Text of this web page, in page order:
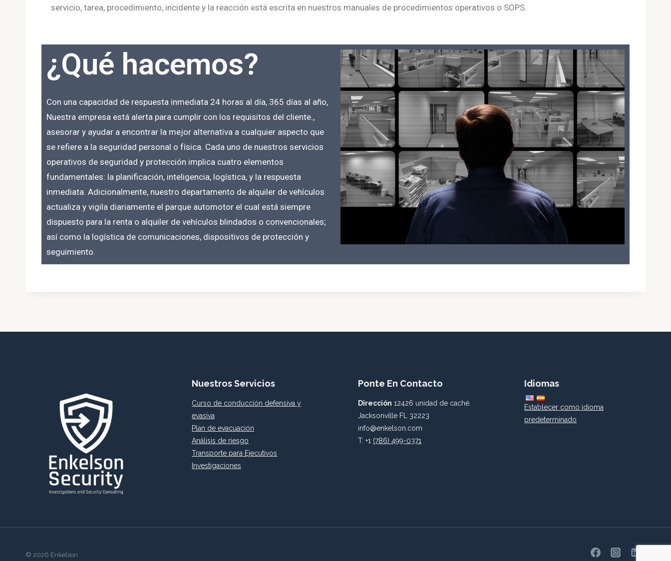
servicio, tarea, procedimiento, incidente y la reacción está escrita en nuestros manuales de procedimientos operativos o SOPS.
¿Qué hacemos?
Con una capacidad de respuesta inmediata 24 horas al día, 365 días al año,
Nuestra empresa está alerta para cumplir con los requisitos del cliente.,
asesorar y ayudar a encontrar la mejor alternativa a cualquier aspecto que
se refiere a la seguridad personal o física. Cada uno de nuestros servicios
operativos de seguridad y protección implica cuatro elementos
fundamentales: la planificación, inteligencia, logística, y la respuesta
inmediata. Adicionalmente, nuestro departamento de alquiler de vehículos
actualiza y vigila diariamente el parque automotor el cual está siempre
dispuesto para la renta o alquiler de vehículos blindados o convencionales;
así como la logística de comunicaciones, dispositivos de protección y
seguimiento.
Nuestros Servicios
Curso de conducción defensiva y
evasiva
Plan de evacuación
Análisis de riesgo
Transporte para Ejecutivos
Investigaciones
Ponte En Contacto
Dirección 12426 unidad de caché.
Jacksonville FL 32223
info@enkelson.com
T: +1 (786) 499-0371
Idiomas
Establecer como idioma
predeterminado
© 2026 Enkelson